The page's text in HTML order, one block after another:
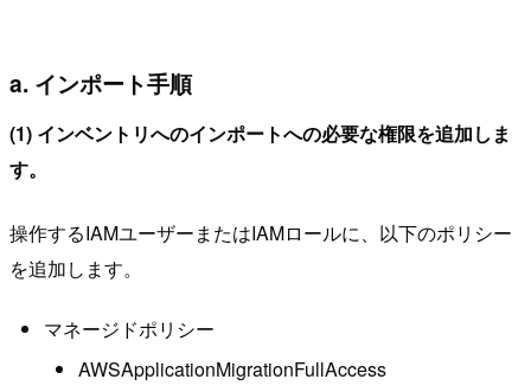
a. インポート手順
(1) インベントリへのインポートへの必要な権限を追加しま
す。
操作するIAMユーザーまたはIAMロールに、以下のポリシー
を追加します。
マネージドポリシー
AWSApplicationMigrationFullAccess